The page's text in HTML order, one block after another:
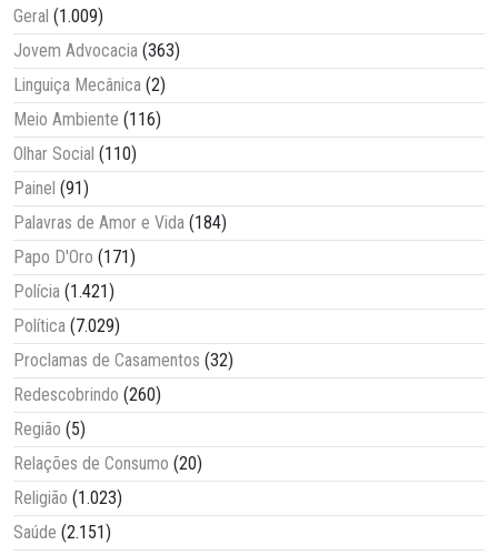
Geral (1.009)
Jovem Advocacia (363)
Linguiça Mecânica (2)
Meio Ambiente (116)
Olhar Social (110)
Painel (91)
Palavras de Amor e Vida (184)
Papo D'Oro (171)
Polícia (1.421)
Política (7.029)
Proclamas de Casamentos (32)
Redescobrindo (260)
Região (5)
Relações de Consumo (20)
Religião (1.023)
Saúde (2.151)